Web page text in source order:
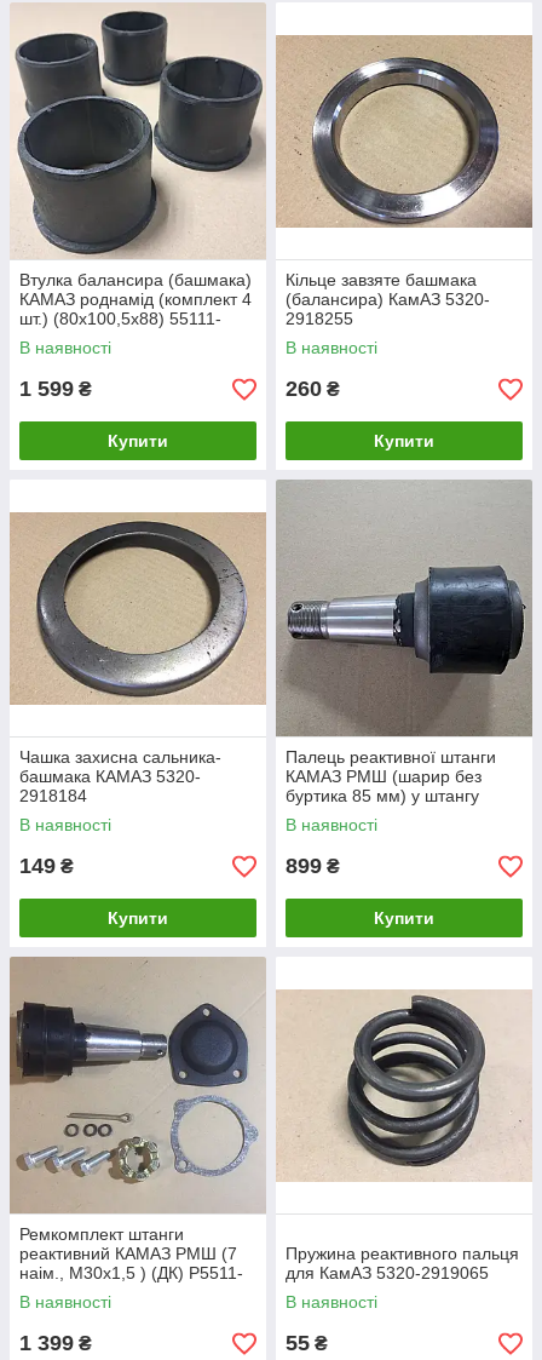
Втулка балансира (башмака)
КАМАЗ роднамід (комплект 4
шт.) (80х100,5х88) 55111-
2918074-01
В наявності
1 599 ₴
Купити
Кільце завзяте башмака
(балансира) КамАЗ 5320-
2918255
В наявності
260 ₴
Купити
Чашка захисна сальника-
башмака КАМАЗ 5320-
2918184
В наявності
149 ₴
Купити
Палець реактивної штанги
КАМАЗ РМШ (шарир без
буртика 85 мм) у штангу
Євро (М33) 5511-2919026-01
В наявності
899 ₴
Купити
Ремкомплект штанги
реактивний КАМАЗ РМШ (7
наім., М30х1,5 ) (ДК) Р5511-
2919000-15
В наявності
1 399 ₴
Пружина реактивного пальця
для КамАЗ 5320-2919065
В наявності
55 ₴